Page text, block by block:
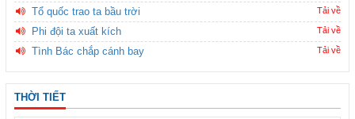
Tổ quốc trao ta bầu trời Tải về
Phi đội ta xuất kích Tải về
Tình Bác chắp cánh bay Tải về
THỜI TIẾT